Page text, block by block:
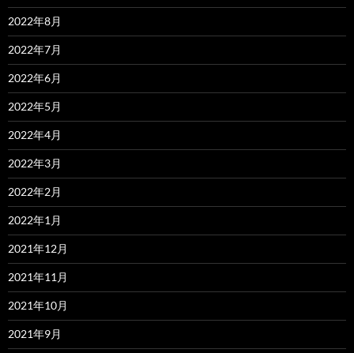
2022年8月
2022年7月
2022年6月
2022年5月
2022年4月
2022年3月
2022年2月
2022年1月
2021年12月
2021年11月
2021年10月
2021年9月